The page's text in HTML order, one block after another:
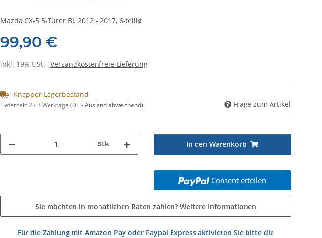
Mazda CX-5 5-Türer BJ. 2012 - 2017, 6-teilig
99,90 €
inkl. 19% USt. , Versandkostenfreie Lieferung
Knapper Lagerbestand
Lieferzeit:2 - 3 Werktage (DE - Ausland abweichend) Frage zum Artikel
Stk In den Warenkorb
Consent erteilen
Sie möchten in monatlichen Raten zahlen? Weitere Informationen
Für die Zahlung mit Amazon Pay oder Paypal Express aktivieren Sie bitte die